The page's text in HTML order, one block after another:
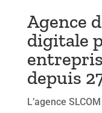
Agence
digitale
depuis
L’agence